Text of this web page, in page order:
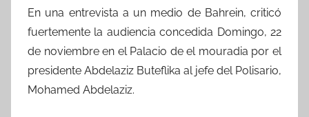
En una entrevista a un medio de Bahrein, criticó
fuertemente la audiencia concedida Domingo, 22
de noviembre en el Palacio de el mouradia por el
presidente Abdelaziz Buteflika al jefe del Polisario,
Mohamed Abdelaziz.